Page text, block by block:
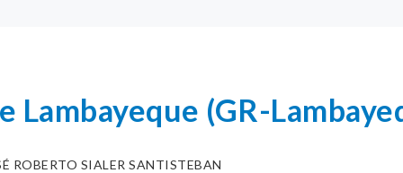
Lambayeque (GR-
ROBERTO SIALER SANTISTEBAN